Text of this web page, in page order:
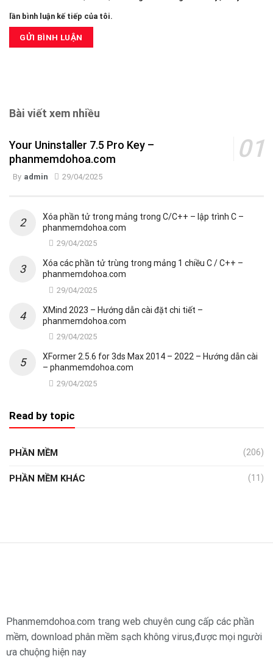
lần bình luận kế tiếp của tôi.
Bài viết xem nhiều
Your Uninstaller 7.5 Pro Key –
phanmemdohoa.com
By admin 29/04/2025
Xóa phần tử trong mảng trong C/C++ – lập trình C –
phanmemdohoa.com
29/04/2025
Xóa các phần tử trùng trong mảng 1 chiều C / C++ –
phanmemdohoa.com
29/04/2025
XMind 2023 – Hướng dẫn cài đặt chi tiết –
phanmemdohoa.com
29/04/2025
XFormer 2.5.6 for 3ds Max 2014 – 2022 – Hướng dẫn cài
– phanmemdohoa.com
29/04/2025
Read by topic
PHẦN MỀM (206)
PHẦN MỀM KHÁC (11)
Phanmemdohoa.com trang web chuyên cung cấp các phần
mềm, download phân mềm sạch không virus,được mọi người
ưa chuộng hiện nay